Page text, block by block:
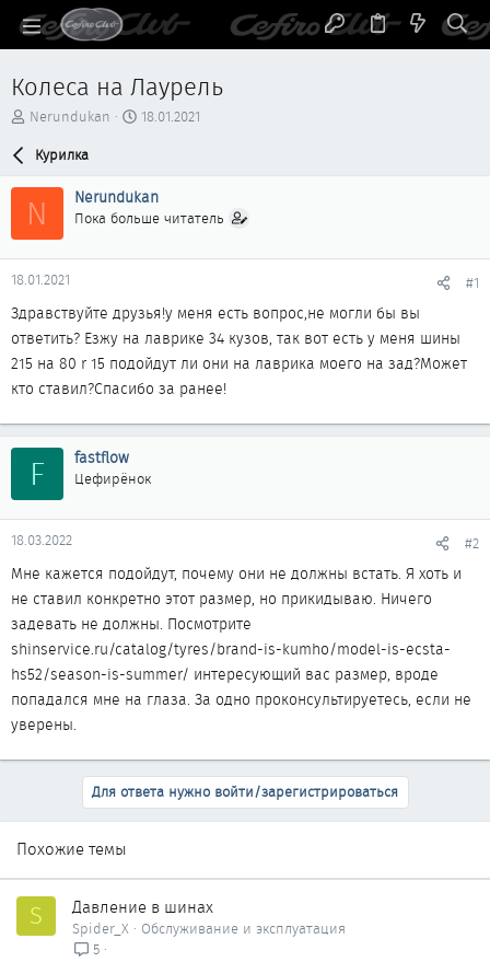
Колеса на Лаурель
А
р
т
м
ы
Nerundukan
Д
н
а
а
18.01.2021
Курилка
N Nerundukan
Пока больше читатель
18.01.2021 #1
Здравствуйте друзья!у меня есть вопрос,не могли бы вы
ответить? Езжу на лаврике 34 кузов, так вот есть у меня шины
215 на 80 r 15 подойдут ли они на лаврика моего на зад?Может
кто ставил?Спасибо за ранее!
F fastflow
Цефирёнок
18.03.2022 #2
Мне кажется подойдут, почему они не должны встать. Я хоть и
не ставил конкретно этот размер, но прикидываю. Ничего
задевать не должны. Посмотрите
shinservice.ru/catalog/tyres/brand-is-kumho/model-is-ecsta-
hs52/season-is-summer/ интересующий вас размер, вроде
попадался мне на глаза. За одно проконсультируетесь, если не
уверены.
Для ответа нужно войти/зарегистрироваться
Похожие темы
S Давление в шинах
Spider_X
Обслуживание и эксплуатация
5